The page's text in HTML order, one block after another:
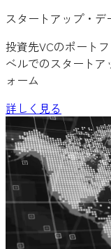
スタートアップ・デ
投資先VCのポート
ベルでのスタート
ォーム
詳しく見る